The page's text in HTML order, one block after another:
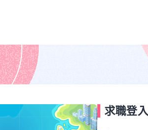
求職登入